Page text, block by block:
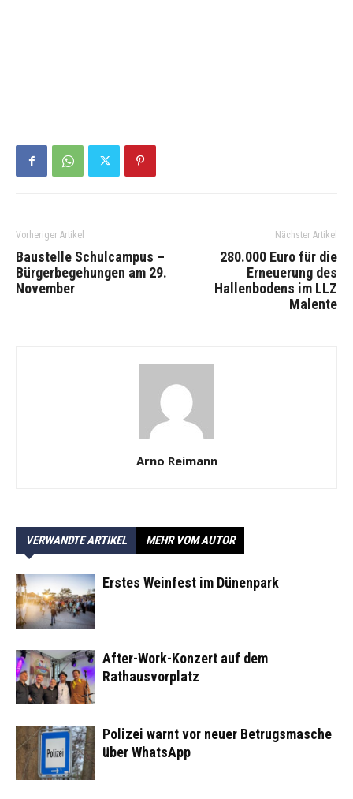
Vorheriger Artikel
Baustelle Schulcampus –
Bürgerbegehungen am 29.
November
Nächster Artikel
280.000 Euro für die
Erneuerung des
Hallenbodens im LLZ
Malente
Arno Reimann
VERWANDTE ARTIKEL MEHR VOM AUTOR
Erstes Weinfest im Dünenpark
After-Work-Konzert auf dem
Rathausvorplatz
Polizei warnt vor neuer Betrugsmasche
über WhatsApp